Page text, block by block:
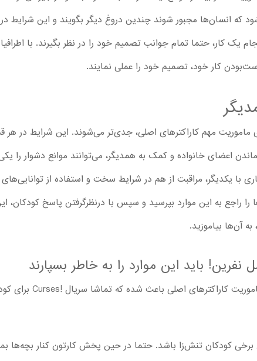
انسان‌ها مجبور شوند چندین دروغ دیگر بگویند و این شرایط
یک کار، حتما تمام جوانب تصمیم خود را در نظر بگیرند. با
کار خود، تصمیم خود را عملی نمایند.
ماموریت مهم کاراکترهای اصلی، جدی‌تر می‌شوند. این شرایط در
اعضای خانواده و کمک به همدیگر، می‌توانند موانع دشوار را
با یکدیگر، مراقبت از هم در شرایط سخت و استفاده از
راجع به این موارد بپرسید و سپس با درنظرگرفتن پاسخ کودکان،
آن‌ها بیاموزید.
باید این موارد را به خاطر بسپارند
کودکان تنش‌زا باشد. حتما در حین پخش کارتون کنار بچه‌ها